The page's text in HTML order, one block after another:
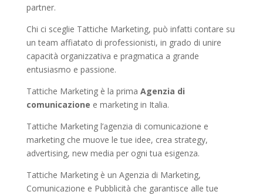
partner.
Chi ci sceglie Tattiche Marketing, può infatti contare su
un team affiatato di professionisti, in grado di unire
capacità organizzativa e pragmatica a grande
entusiasmo e passione.
Tattiche Marketing è la prima Agenzia di
comunicazione e marketing in Italia.
Tattiche Marketing l’agenzia di comunicazione e
marketing che muove le tue idee, crea strategy,
advertising, new media per ogni tua esigenza.
Tattiche Marketing è un Agenzia di Marketing,
Comunicazione e Pubblicità che garantisce alle tue